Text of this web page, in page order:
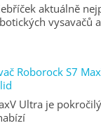
aktuálně
vysavačů
Roborock S7
Ultra je